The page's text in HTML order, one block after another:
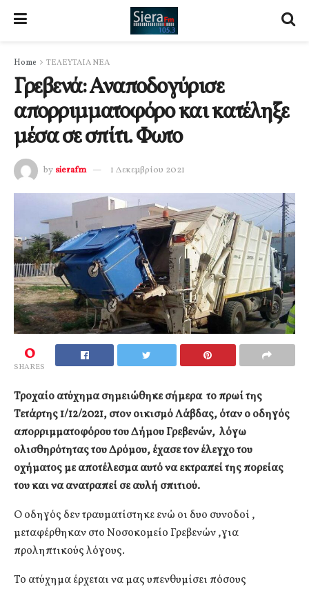
Home ΤΕΛΕΥΤΑΙΑ ΝΕΑ
Γρεβενά: Αναποδογύρισε
απορριμματοφόρο και κατέληξε
μέσα σε σπίτι. Φωτο
by sierafm 1 Δεκεμβρίου 2021
0
SHARES
Τροχαίο ατύχημα σημειώθηκε σήμερα το πρωί της
Τετάρτης 1/12/2021, στον οικισμό Λάβδας, όταν ο οδηγός
απορριμματοφόρου του Δήμου Γρεβενών, λόγω
ολισθηρότητας του Δρόμου, έχασε τον έλεγχο του
οχήματος με αποτέλεσμα αυτό να εκτραπεί της πορείας
του και να ανατραπεί σε αυλή σπιτιού.
Ο οδηγός δεν τραυματίστηκε ενώ οι δυο συνοδοί ,
μεταφέρθηκαν στο Νοσοκομείο Γρεβενών ,για
προληπτικούς λόγους.
Το ατύχημα έρχεται να μας υπενθυμίσει πόσους